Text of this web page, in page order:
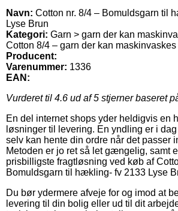
Navn: Cotton nr. 8/4 – Bomuldsgarn til
Lyse Brun
Kategori: Garn > garn der kan
Cotton 8/4 – garn der kan maskinvaskes
Producent:
Varenummer: 1336
EAN:
Vurderet til 4.6 ud af 5 stjerner baseret
En del internet shops yder heldigvis en
løsninger til levering. En yndling er i
selv kan hente din ordre når det passer
Metoden er jo ret så let gængelig, samt
prisbilligste fragtløsning ved køb af
Bomuldsgarn til hækling- fv 2133 Lyse
Du bør ydermere afveje for og imod at
levering til din bolig eller ud til dit